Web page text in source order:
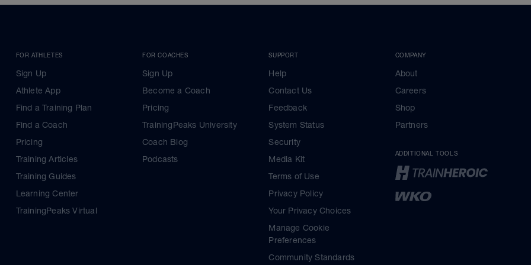
FOR ATHLETES
Sign Up
Athlete App
Find a Training Plan
Find a Coach
Pricing
Training Articles
Training Guides
Learning Center
TrainingPeaks Virtual
FOR COACHES
Sign Up
Become a Coach
Pricing
TrainingPeaks University
Coach Blog
Podcasts
SUPPORT
Help
Contact Us
Feedback
System Status
Security
Media Kit
Terms of Use
Privacy Policy
Your Privacy Choices
Manage Cookie
Preferences
Community Standards
COMPANY
About
Careers
Shop
Partners
ADDITIONAL TOOLS